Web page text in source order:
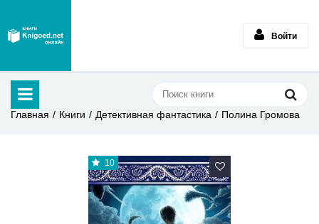
Войти
Главная Книги Детективная фантастика Полина Громова
10